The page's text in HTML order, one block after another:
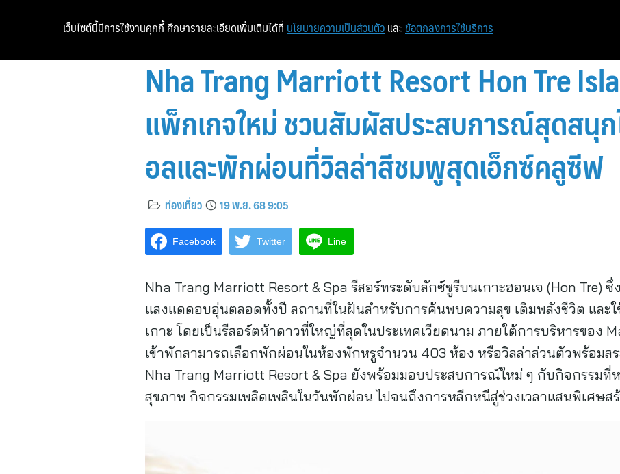
หน้าแรก ท่องเที่ยว
Nha Trang Marriott Resort Hon Tre
แพ็กเกจใหม่ ชวนสัมผัสประสบการณ์สุดสนุ
อลและพักผ่อนที่วิลล่าสีชมพูสุดเอ็กซ์คลูซีฟ
ท่องเที่ยว 19 พ.ย. 68 9:05
Facebook Twitter Line
Nha Trang Marriott Resort & Spa รีสอร์ทระดับลักซ์ชูรีบนเกาะฮอนเจ (Hon Tre)
แสงแดดอบอุ่นตลอดทั้งปี สถานที่ในฝันสำหรับการค้นพบความสุข เติมพลังชีวิต และใ
เกาะ โดยเป็นรีสอร์ตห้าดาวที่ใหญ่ที่สุดในประเทศเวียดนาม ภายใต้การบริหารของ
เข้าพักสามารถเลือกพักผ่อนในห้องพักหรูจำนวน 403 ห้อง หรือวิลล่าส่วนตัวพร้อมส
Nha Trang Marriott Resort & Spa ยังพร้อมมอบประสบการณ์ใหม่ ๆ กับกิจกรรม
สุขภาพ กิจกรรมเพลิดเพลินในวันพักผ่อน ไปจนถึงการหลีกหนีสู่ช่วงเวลาแสนพิเศษส
เว็บไซต์นี้มีการใช้งานคุกกี้ ศึกษารายละเอียดเพิ่มเติมได้ที่ นโยบายความเป็นส่วนตัว และ ข้อตกลงการใช้บริการ